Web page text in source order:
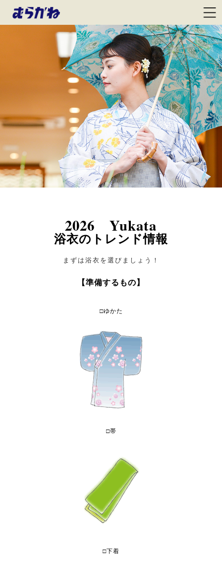
2026 Yukata
浴衣のトレンド情報
まずは浴衣を選びましょう！
【準備するもの】
□ゆかた
□帯
□下着